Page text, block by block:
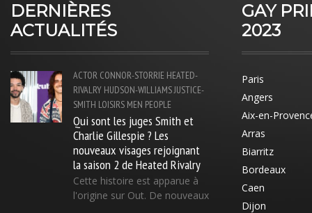
DERNIÈRES
ACTUALITÉS
ACTOR CONNOR-STORRIE HEATED-
RIVALRY HUDSON-WILLIAMSJUSTICE-
SMITH LOISIRS MEN PEOPLE
Qui sont les juges Smith et
Charlie Gillespie ? Les
nouveaux visages rejoignant
la saison 2 de Heated Rivalry
Cette histoire est apparue à
l'origine sur Out. De nouveaux
GAY
2023
Paris
Angers
Aix-en-
Arras
Biarritz
Bordeaux
Caen
Dijon